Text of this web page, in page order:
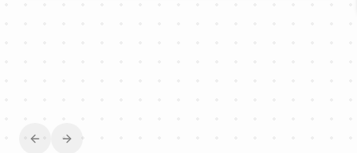
Previous slide
Next slide